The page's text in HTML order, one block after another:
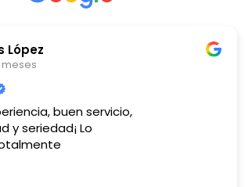
López
meses
buen servicio,
y seriedad¡ Lo